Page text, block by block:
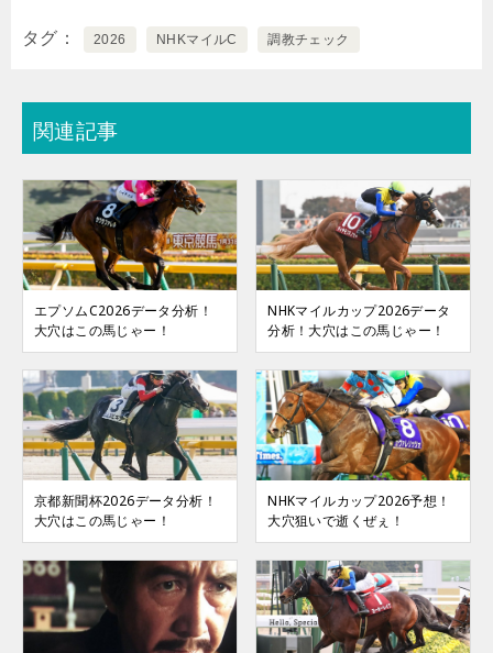
タグ 2026 NHKマイルC 調教チェック
関連記事
エプソムC2026データ分析！
大穴はこの馬じゃー！
NHKマイルカップ2026データ
分析！大穴はこの馬じゃー！
京都新聞杯2026データ分析！
大穴はこの馬じゃー！
NHKマイルカップ2026予想！
大穴狙いで逝くぜぇ！